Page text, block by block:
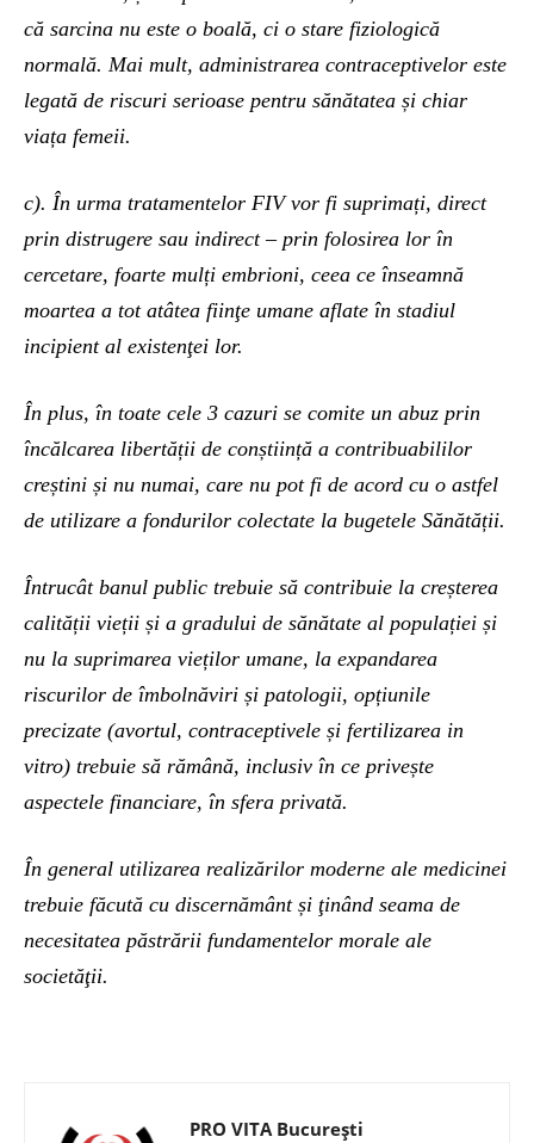
că sarcina nu este o boală, ci o stare fiziologică
normală. Mai mult, administrarea contraceptivelor este
legată de riscuri serioase pentru sănătatea și chiar
viața femeii.
c). În urma tratamentelor FIV vor fi suprimați, direct
prin distrugere sau indirect – prin folosirea lor în
cercetare, foarte mulți embrioni, ceea ce înseamnă
moartea a tot atâtea fiinţe umane aflate în stadiul
incipient al existenţei lor.
În plus, în toate cele 3 cazuri se comite un abuz prin
încălcarea libertății de conștiință a contribuabililor
creștini și nu numai, care nu pot fi de acord cu o astfel
de utilizare a fondurilor colectate la bugetele Sănătății.
Întrucât banul public trebuie să contribuie la creșterea
calității vieții și a gradului de sănătate al populației și
nu la suprimarea vieților umane, la expandarea
riscurilor de îmbolnăviri și patologii, opțiunile
precizate (avortul, contraceptivele și fertilizarea in
vitro) trebuie să rămână, inclusiv în ce privește
aspectele financiare, în sfera privată.
În general utilizarea realizărilor moderne ale medicinei
trebuie făcută cu discernământ și ţinând seama de
necesitatea păstrării fundamentelor morale ale
societăţii.
PRO VITA București